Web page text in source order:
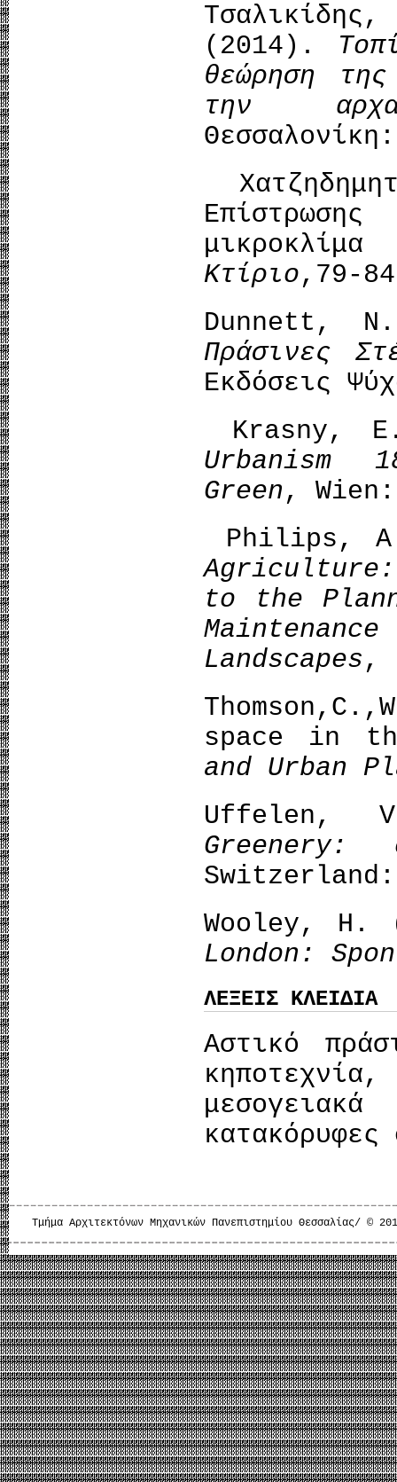
(2014).
θεώρηση
την
Κτίριο,79-
Dunnett,
Πράσινες
Εκδόσεις
Krasny,
Urbanism
Green, Wien:
Philips,
to the
Landscapes,
space in
and Urban
Uffelen,
Greenery:
Wooley,
London:
ΛΕΞΕΙΣ ΚΛΕΙΔΙΑ
Αστικό
Τμήμα Αρχιτεκτόνων Μηχανικών Πανεπιστημίου Θεσσαλίας/ ©